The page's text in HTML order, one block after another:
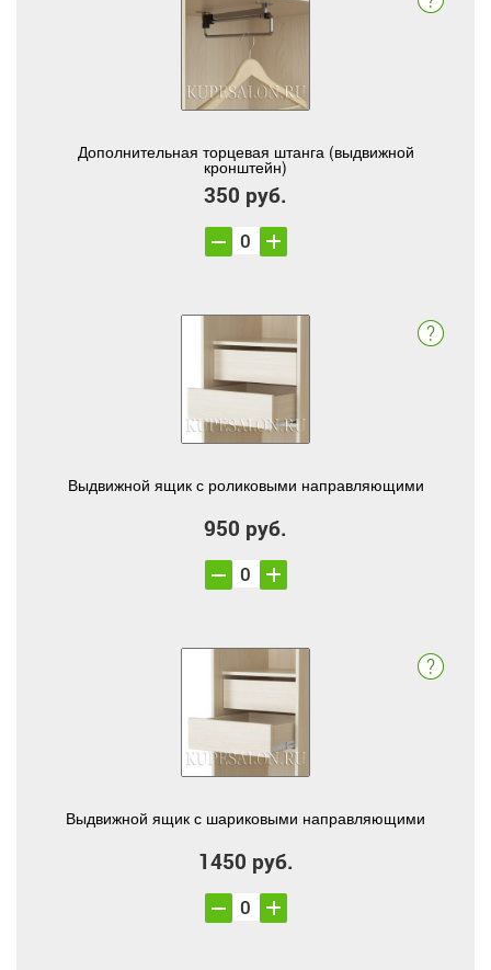
Дополнительная торцевая штанга (выдвижной
кронштейн)
350 руб.
Выдвижной ящик с роликовыми направляющими
950 руб.
Выдвижной ящик с шариковыми направляющими
1450 руб.